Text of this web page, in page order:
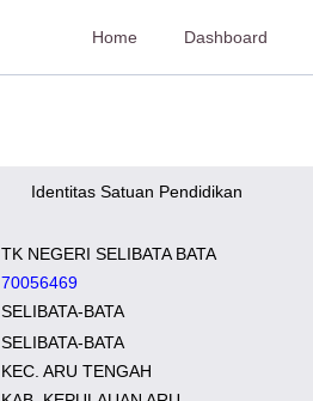
Home Dashboard
Identitas Satuan Pendidikan
TK NEGERI SELIBATA BATA
70056469
SELIBATA-BATA
SELIBATA-BATA
KEC. ARU TENGAH